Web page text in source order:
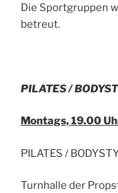
Die Sportgruppen
betreut.
PILATES /
Montags, 19.00
PILATES /
Turnhalle der